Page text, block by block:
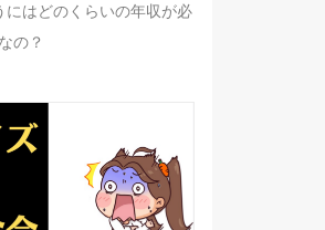
にはどのくらいの年収が必
の？